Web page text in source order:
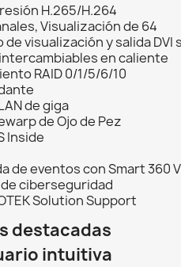
H.265/H.264
Visualización de 64
de visualización y salida DVI
intercambiables en caliente
RAID 0/1/5/6/10
de giga
de Ojo de Pez
Inside
de eventos con Smart 360
ciberseguridad
Solution Support
destacadas
intuitiva